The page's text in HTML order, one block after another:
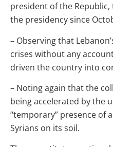
president of the
the presidency since
– Observing that
crises without any
driven the country into
– Noting again that the
being accelerated by the
“temporary” presence of
Syrians on its soil.